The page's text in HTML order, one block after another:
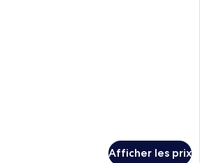
Afficher les prix